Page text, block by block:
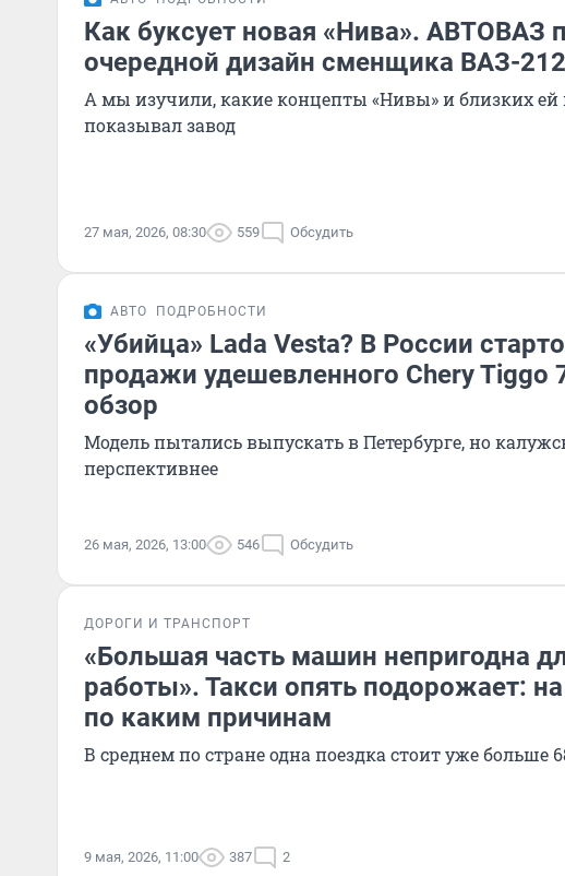
Как буксует новая «Нива». АВТОВАЗ
очередной дизайн сменщика ВАЗ-
А мы изучили, какие концепты «Нивы» и близких ей
показывал завод
27 мая, 2026, 08:30 559 Обсудить
АВТО ПОДРОБНОСТИ
«Убийца» Lada Vesta? В России
продажи удешевленного Chery Tiggo
обзор
Модель пытались выпускать в Петербурге, но
перспективнее
26 мая, 2026, 13:00 546 Обсудить
ДОРОГИ И ТРАНСПОРТ
«Большая часть машин непригодна
работы». Такси опять подорожает:
по каким причинам
В среднем по стране одна поездка стоит уже больше
9 мая, 2026, 11:00 387 2